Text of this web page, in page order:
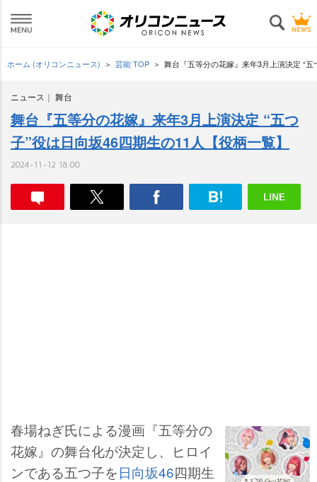
ホーム (オリコンニュース) 芸能 TOP 舞台『五等分の花嫁』来年3月上演決定 “
ニュース 舞台
舞台『五等分の花嫁』来年3月上演決定 “五つ
子”役は日向坂46四期生の11人【役柄一覧】
2024-11-12 18:00
春場ねぎ氏による漫画『五等分の
花嫁』の舞台化が決定し、ヒロイ
ンである五つ子を日向坂46四期生